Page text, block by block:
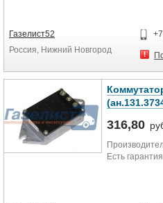
Газелист52
Россия, Нижний Новгород
316,80
Есть